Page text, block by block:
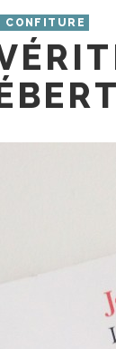
CONFITURE